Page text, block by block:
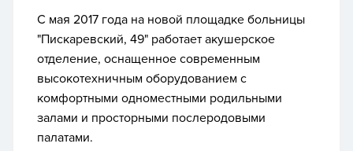
С мая 2017 года на новой площадке больницы
"Пискаревский, 49" работает акушерское
отделение, оснащенное современным
высокотехничным оборудованием с
комфортными одноместными родильными
залами и просторными послеродовыми
палатами.